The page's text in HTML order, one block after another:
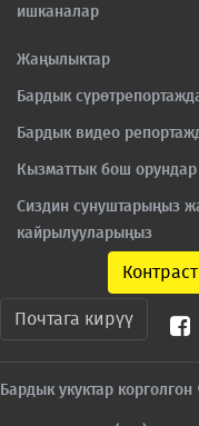
ишканалар
Жаңылыктар
Бардык
Бардык видео
Кызматтык бош орундар
Сиздин сунуштарыңыз
кайрылууларыңыз
Контраст
Почтага кирүү
Бардык укуктар